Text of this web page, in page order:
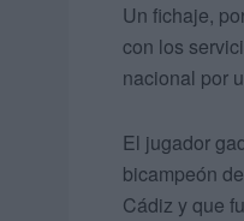
Un fichaje,
con los
nacional por
El jugador
bicampeón
Cádiz y que